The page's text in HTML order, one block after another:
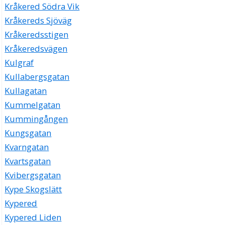
Kråkered Södra Vik
Kråkereds Sjöväg
Kråkeredsstigen
Kråkeredsvägen
Kulgraf
Kullabergsgatan
Kullagatan
Kummelgatan
Kummingången
Kungsgatan
Kvarngatan
Kvartsgatan
Kvibergsgatan
Kype Skogslätt
Kypered
Kypered Liden